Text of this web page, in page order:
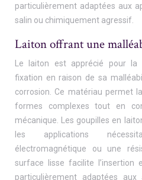
particulièrement adaptées aux
salin ou chimiquement agressif.
Laiton offrant une
Le laiton est apprécié pour
fixation en raison de sa
corrosion. Ce matériau permet
formes complexes tout en
mécanique. Les goupilles en
les applications
électromagnétique ou une
surface lisse facilite
particulièrement adaptées aux